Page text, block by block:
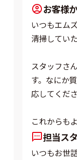
お客様
いつもエム
清掃してい
スタッフさ
す。なにか
応してくだ
これからも
担当ス
いつもお世